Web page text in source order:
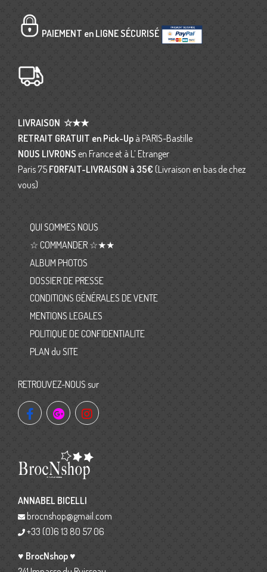
PAIEMENT en LIGNE SÉCURISÉ
LIVRAISON ☆★★
RETRAIT GRATUIT en Pick-Up à PARIS-Bastille
NOUS LIVRONS en France et à L’ Etranger
Paris 75 FORFAIT-LIVRAISON à 35€ (Livraison en bas de chez
vous)
QUI SOMMES NOUS
☆ COMMANDER ☆★★
ALBUM PHOTOS
DOSSIER DE PRESSE
CONDITIONS GÉNÉRALES DE VENTE
MENTIONS LEGALES
POLITIQUE DE CONFIDENTIALITE
PLAN du SITE
RETROUVEZ-NOUS sur
ANNABEL BICELLI
brocnshop@gmail.com
+33 (0)6 13 80 57 06
♥ BrocNshop ♥